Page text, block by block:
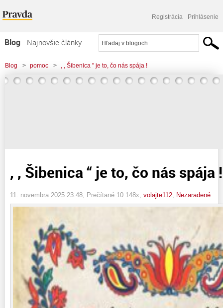
Registrácia Prihlásenie
Blog
Najnovšie články
Najčítanejšie články
Najkomentovanejšie články
Blog > pomoc > , , Šibenica " je to, čo nás spája !
, , Šibenica “ je to, čo nás spája !
11. novembra 2025 23:48 , Prečítané 10 148x, volajte112 Nezaradené